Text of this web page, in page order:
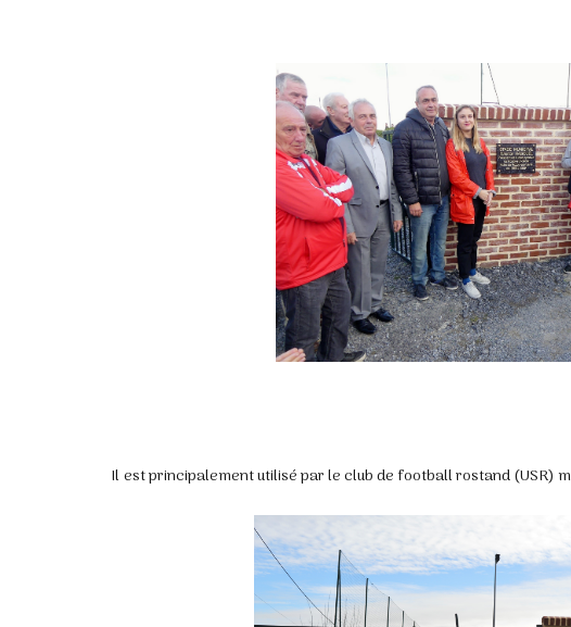
Il est principalement utilisé par le club de football rostand (USR)